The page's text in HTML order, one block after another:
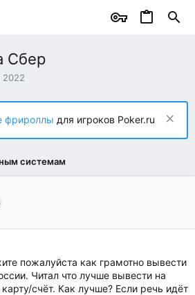
Сбер
фрироллы для игроков Poker.ru
системам
пожалуйста как грамотно вывести
Читал что лучше вывести на
счёт. Как лучше? Если речь идёт